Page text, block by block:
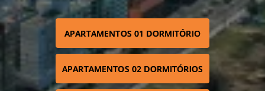
APARTAMENTOS 01 DORMITÓRIO
APARTAMENTOS 02 DORMITÓRIOS